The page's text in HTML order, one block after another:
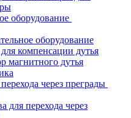
оборудование
оборудование
компенсации дутья
магнитного дутья
через преграды
для перехода через